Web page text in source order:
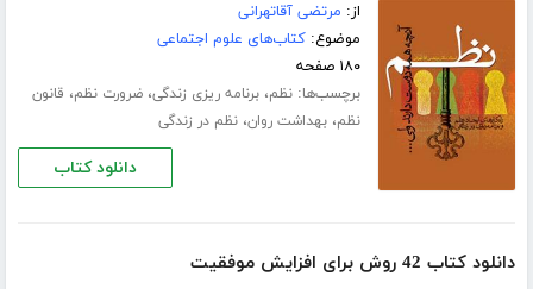
از: مرتضی آقاتهرانی
موضوع:کتاب‌های علوم اجتماعی
۱۸۰ صفحه
برچسب‌ها:نظم،برنامه ریزی زندگی،ضرورت نظم، قانون
نظم،بهداشت روان،نظم در زندگی
دانلود کتاب
دانلود کتاب 42 روش برای افزایش موفقیت